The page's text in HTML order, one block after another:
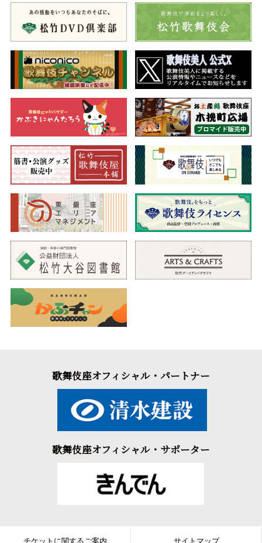
歌舞伎座オフィシャル・パートナー
歌舞伎座オフィシャル・サポーター
チケットに関するご案内 サイトマップ